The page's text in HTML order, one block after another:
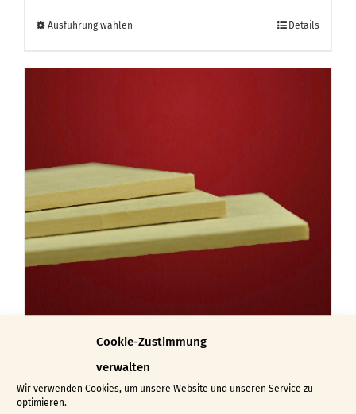
Cookie-Zustimmung
verwalten
Wir verwenden Cookies, um unsere Website und unseren Service zu
optimieren.
Ausführung wählen
Die
Optionen
können
auf
Details
Bretter mit gerader Kante 5